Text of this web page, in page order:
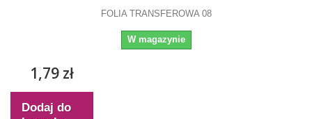
FOLIA TRANSFEROWA 08
W magazynie
1,79 zł
Dodaj do